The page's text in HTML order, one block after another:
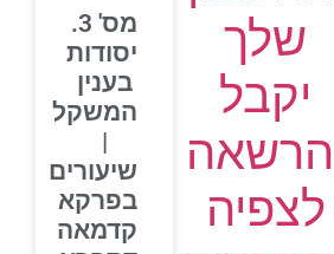
שלך
יקבל
הרשאה
לצפיה
מס' 3.
יסודות
בענין
המשקל
שיעורים
בפרקא
קדמאה